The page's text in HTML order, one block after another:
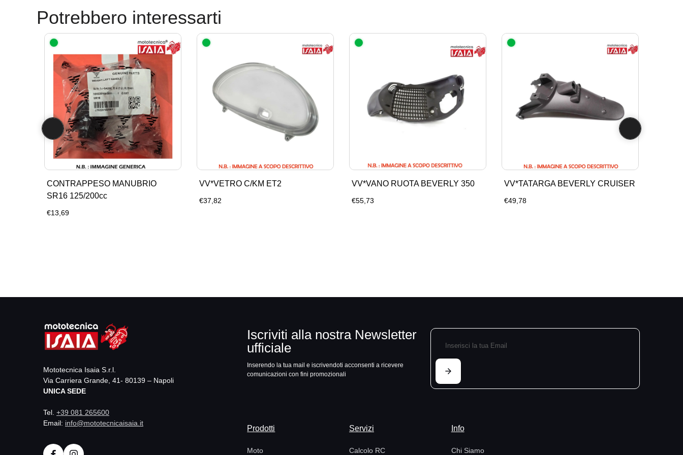
Potrebbero interessarti
CONTRAPPESO MANUBRIO
SR16 125/200cc
€13,69
VV*VETRO C/KM ET2
€37,82
VV*VANO RUOTA BEVERLY 350
€55,73
VV*TATARGA BEVERLY CRUISER
€49,78
Mototecnica Isaia S.r.l.
Via Carriera Grande, 41- 80139 – Napoli
UNICA SEDE
Tel. +39 081 265600
Email: info@mototecnicaisaia.it
Iscriviti alla nostra Newsletter
ufficiale
Inserendo la tua mail e iscrivendoti acconsenti a ricevere
comunicazioni con fini promozionali
Prodotti
Moto
Servizi
Calcolo RC
Info
Chi Siamo